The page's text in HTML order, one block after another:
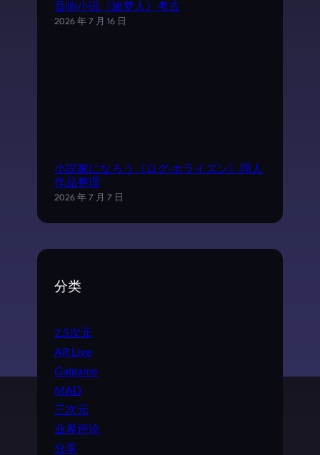
音响小说《旅梦人》考古
2026 年 7 月 16 日
小説家になろう《ログ·ホライズン》同人
作品整理
2026 年 7 月 7 日
分类
2.5次元
AR Live
Galgame
MAD
三次元
业界评论
分享